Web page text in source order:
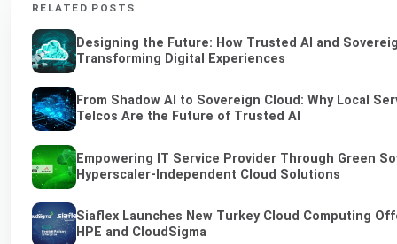
RELATED POSTS
Designing the Future: How Trusted AI and
Transforming Digital Experiences
From Shadow AI to Sovereign Cloud: Why Local
Telcos Are the Future of Trusted AI
Empowering IT Service Provider Through Green
Hyperscaler-Independent Cloud Solutions
Siaflex Launches New Turkey Cloud Computing
HPE and CloudSigma